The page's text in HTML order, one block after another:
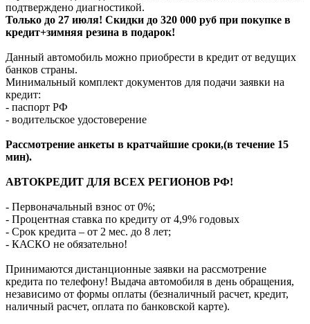
подтверждено диагностикой.
Только до 27 июля! Скидки до 320 000 руб при покупке в
кредит+зимняя резина в подарок!
Данный автомобиль можно приобрести в кредит от ведущих
банков страны.
Минимальный комплект документов для подачи заявки на
кредит:
- паспорт РФ
- водительское удостоверение
Рассмотрение анкеты в кратчайшие сроки,(в течение 15
мин).
АВТОКРЕДИТ ДЛЯ ВСЕХ РЕГИОНОВ РФ!
- Первоначальный взнос от 0%;
- Процентная ставка по кредиту от 4,9% годовых
- Срок кредита – от 2 мес. до 8 лет;
- КАСКО не обязательно!
Принимаются дистанционные заявки на рассмотрение
кредита по телефону! Выдача автомобиля в день обращения,
независимо от формы оплаты (безналичный расчет, кредит,
наличный расчет, оплата по банковской карте).